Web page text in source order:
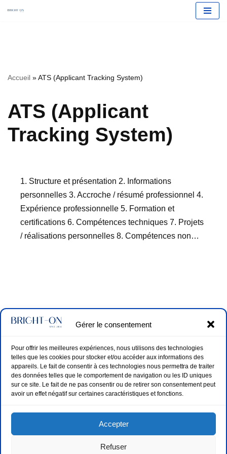
Gérer le consentement
Pour offrir les meilleures expériences, nous utilisons des technologies
telles que les cookies pour stocker et/ou accéder aux informations des
appareils. Le fait de consentir à ces technologies nous permettra de traiter
des données telles que le comportement de navigation ou les ID uniques
sur ce site. Le fait de ne pas consentir ou de retirer son consentement peut
avoir un effet négatif sur certaines caractéristiques et fonctions.
Accepter
Refuser
au
Accueil »ATS (Applicant Tracking System)
ATS (Applicant
Tracking System)
1. Structure et présentation 2. Informations
personnelles 3. Accroche / résumé professionnel 4.
Expérience professionnelle 5. Formation et
certifications 6. Compétences techniques 7. Projets
/ réalisations personnelles 8. Compétences non…